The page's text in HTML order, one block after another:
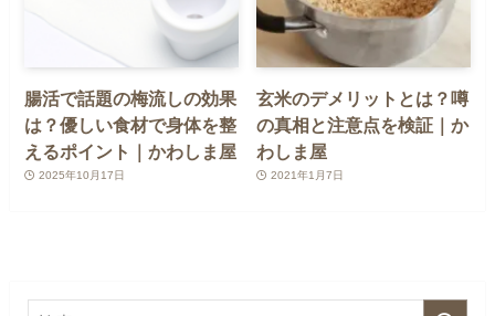
腸活で話題の梅流しの効果
は？優しい食材で身体を整
えるポイント｜かわしま屋
2025年10月17日
玄米のデメリットとは？噂
の真相と注意点を検証｜か
わしま屋
2021年1月7日